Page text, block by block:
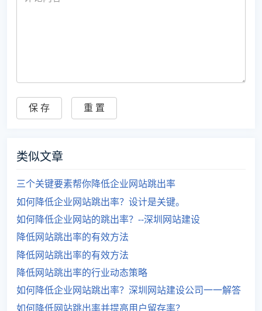
类似文章
三个关键要素帮你降低企业网站跳出率
如何降低企业网站跳出率？设计是关键。
如何降低企业网站的跳出率？--深圳网站建设
降低网站跳出率的有效方法
降低网站跳出率的有效方法
降低网站跳出率的行业动态策略
如何降低企业网站跳出率？深圳网站建设公司一一解答
如何降低网站跳出率并提高用户留存率？